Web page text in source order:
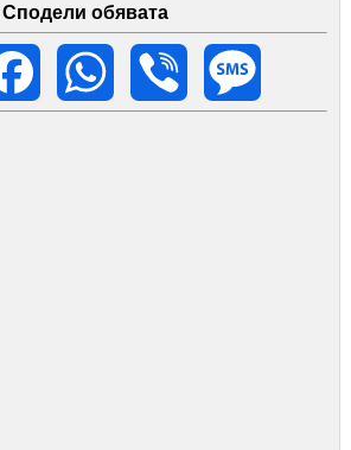
Сподели обявата
Facebook WhatsApp Viber